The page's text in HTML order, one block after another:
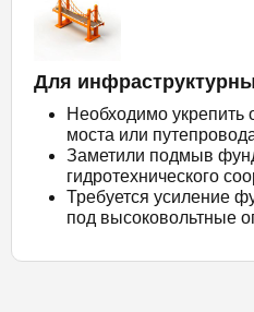
Для
Необходимо укрепить
моста или
Заметили подмыв
гидротехнического
Требуется усиление
под высоковольтные